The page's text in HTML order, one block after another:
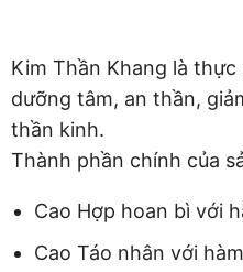
Kim Thần Khang là
dưỡng tâm, an thần,
thần kinh.
Thành phần chính của
Cao Hợp hoan bì với
Cao Táo nhân với